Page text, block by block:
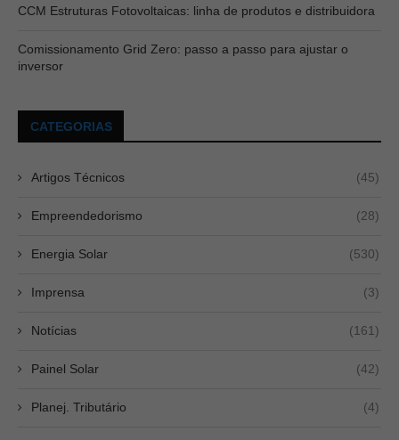
CCM Estruturas Fotovoltaicas: linha de produtos e distribuidora
Comissionamento Grid Zero: passo a passo para ajustar o
inversor
CATEGORIAS
Artigos Técnicos (45)
Empreendedorismo (28)
Energia Solar (530)
Imprensa (3)
Notícias (161)
Painel Solar (42)
Planej. Tributário (4)